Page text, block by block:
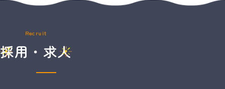
大阪・関西エリアでの募集
関東エリアでの募集
九州エリアでの募集
Recruit
採用・求人